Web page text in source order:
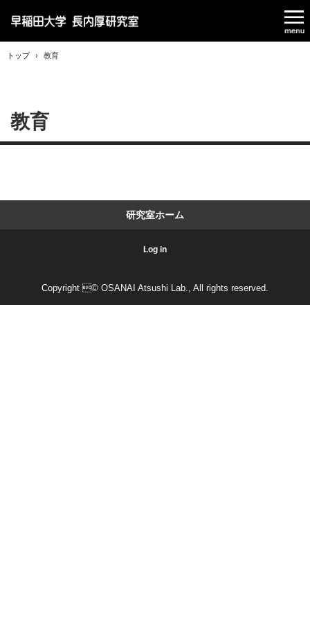
トップ › 教育
教育
研究室ホーム
Log in
Copyright © OSANAI Atsushi Lab., All rights reserved.